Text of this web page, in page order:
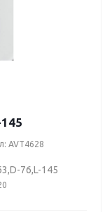
AVT4628
76,L-145